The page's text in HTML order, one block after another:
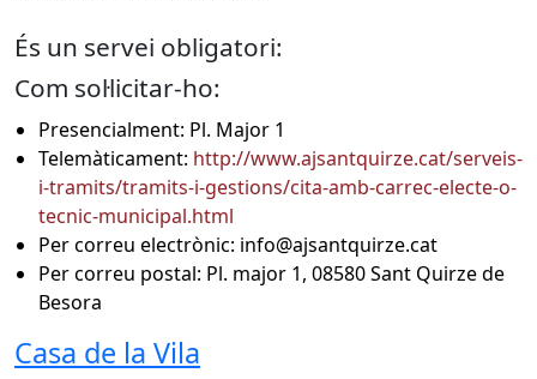
És un servei obligatori:
Com sol·licitar-ho:
Presencialment: Pl. Major 1
Telemàticament: http://www.ajsantquirze.cat/serveis-
i-tramits/tramits-i-gestions/cita-amb-carrec-electe-o-
tecnic-municipal.html
Per correu electrònic: info@ajsantquirze.cat
Per correu postal: Pl. major 1, 08580 Sant Quirze de
Besora
Casa de la Vila